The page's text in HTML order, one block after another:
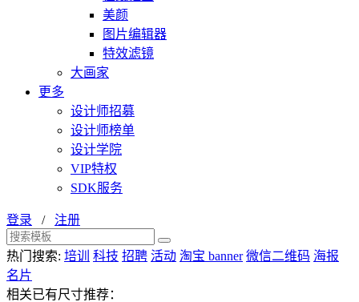
美颜
图片编辑器
特效滤镜
大画家
更多
设计师招募
设计师榜单
设计学院
VIP特权
SDK服务
登录 / 注册
热门搜索: 培训 科技 招聘 活动 淘宝 banner 微信二维码 海报
名片
相关已有尺寸推荐：